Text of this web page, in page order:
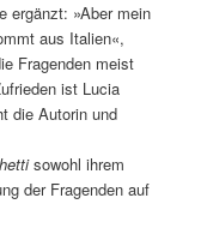
ergänzt: »Aber mein
aus Italien«,
Fragenden meist
ist Lucia
die Autorin und
sowohl ihrem
der Fragenden auf